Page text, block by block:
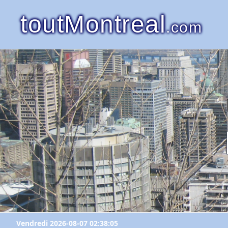
toutMontreal.com
Vendredi 2026-08-07 02:38:05